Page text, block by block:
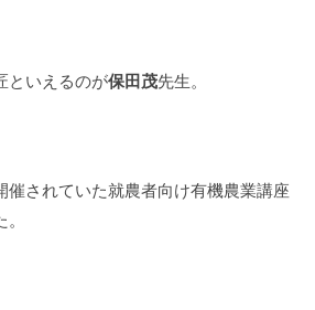
といえるのが保田茂先生。
催されていた就農者向け有機農業講座